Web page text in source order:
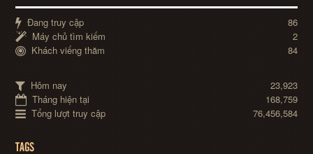
Đang truy cập
86
Máy chủ tìm kiếm
2
Khách viếng thăm
84
Hôm nay
23,923
Tháng hiện tại
168,759
Tổng lượt truy cập
76,456,584
TAGS